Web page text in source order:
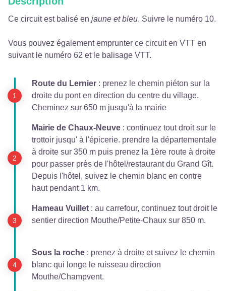
Ce circuit est balisé en jaune et bleu. Suivre le numéro 10.
Vous pouvez également emprunter ce circuit en VTT en
suivant le numéro 62 et le balisage VTT.
Route du Lernier : prenez le chemin piéton sur la
droite du pont en direction du centre du village.
Cheminez sur 650 m jusqu'à la mairie
Mairie de Chaux-Neuve : continuez tout droit sur le
trottoir jusqu' à l'épicerie. prendre la départementale
à droite sur 350 m puis prenez la 1ère route à droite
pour passer près de l'hôtel/restaurant du Grand Gît.
Depuis l'hôtel, suivez le chemin blanc en contre
haut pendant 1 km.
Hameau Vuillet : au carrefour, continuez tout droit le
sentier direction Mouthe/Petite-Chaux sur 850 m.
Sous la roche : prenez à droite et suivez le chemin
blanc qui longe le ruisseau direction
Mouthe/Champvent.